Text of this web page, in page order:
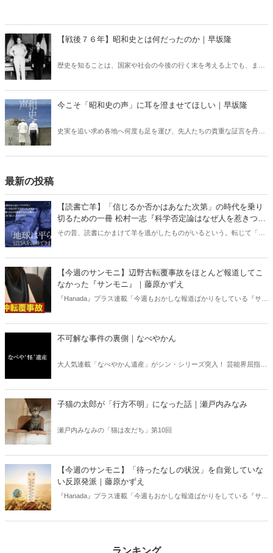
【戦後７６年】昭和史とは何だったのか｜早坂隆
歴史を知ることは、国家や社会の今後の行く末を考える上でも、また
が取材生活の集大成として上梓された『昭和史の声』より「まえが
き」をご紹介します。
今こそ「昭和史の声」に耳を澄ませてほしい｜早坂隆
史実を追い求め各地へ何度も足を運び、先人たちの貴重な証言を丹念
最新の投稿
【読書亡羊】「信じるか否かはあなた次第」の時代を乗り
切るための一冊 松村一志『科学否定論はなぜ人を惹きつけ
るのか』（ちくま新書）｜梶原麻衣子
その昔、読書にかまけて羊を逃がしたものがいるという。転じて「読
ある。元月刊『Hanada』編集部員のライター・梶原がお送りする時事
書評！
【今週のサンモニ】辺野古転覆事故をほとんど報道してこ
なかった『サンモニ』｜藤原かずえ
『Hanada』プラス連載「今週もおかしな報道ばかりをしている『サン
不可解な事件の裏側｜なべやかん
大人気連載「なべやかん遺産」がシン・シリーズ突入！ 芸能界屈指の
信じるか信じないかは、あなた次第！ 芸能ニュース
子猫の太郎が「行方不明」になった話｜瀬戸内みなみ
瀬戸内みなみの「猫は友だち」第10回
【今週のサンモニ】「待ったなしの状況」を自覚していな
い反原発派｜藤原かずえ
『Hanada』プラス連載「今週もおかしな報道ばかりをしている『サン
ランキング